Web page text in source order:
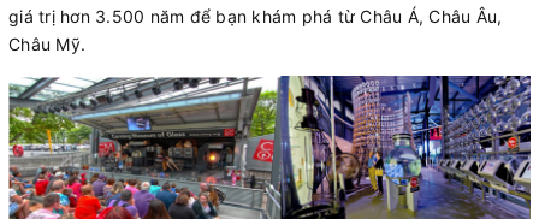
giá trị hơn 3.500 năm để bạn khám phá từ Châu Á, Châu Âu,
Châu Mỹ.